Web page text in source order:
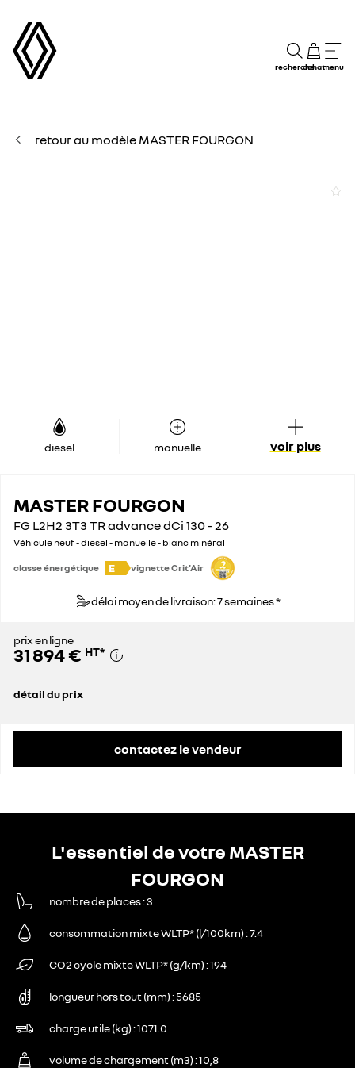
rechercheachatmenu
retour au modèle MASTER FOURGON
diesel manuelle voir plus
MASTER FOURGON
FG L2H2 3T3 TR advance dCi 130 - 26
Véhicule neuf - diesel - manuelle - blanc minéral
classe énergétique E vignette Crit'Air
délai moyen de livraison: 7 semaines *
prix en ligne
31 894 € HT*
détail du prix
contactez le vendeur
L'essentiel de votre MASTER
FOURGON
nombre de places 3
consommation mixte WLTP* (l/100km) 7.4
CO2 cycle mixte WLTP* (g/km) 194
longueur hors tout (mm) 5685
charge utile (kg) 1071.0
volume de chargement (m3) 10,8